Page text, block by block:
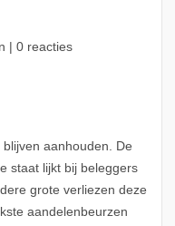
| 0 reacties
aanhouden. De
staat lijkt bij beleggers
grote verliezen deze
aandelenbeurzen